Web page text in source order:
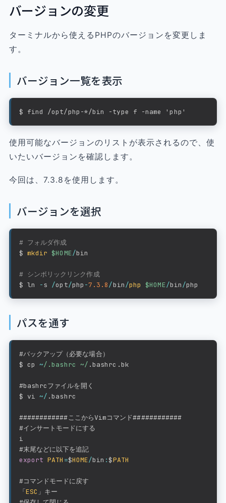
バージョンの変更
ターミナルから使えるPHPのバージョンを変更しま
す。
バージョン一覧を表示
$ find /opt/php-*/bin -type f -name 'php'
使用可能なバージョンのリストが表示されるので、使
いたいバージョンを確認します。
今回は、7.3.8を使用します。
バージョンを選択
# フォルダ作成
$ mkdir $HOME/bin
# シンボリックリンク作成
$ ln
-s /opt/php -7.3 .8/bin/php $HOME/bin/php
パスを通す
#バックアップ（必要な場合）
$ cp ~/ .bashrc ~/ .bashrc .bk
#bashrcファイルを開く
$ vi ~/ .bashrc
############ここからVimコマンド############
#インサートモードにする
i
export PATH =$HOME/bin : $PATH
#コマンドモードに戻す
「ESC 」キー